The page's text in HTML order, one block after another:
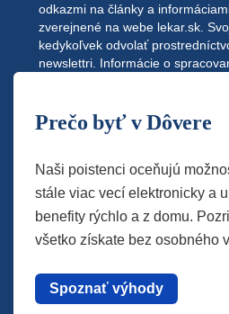
odkazmi na články a
zverejnené na webe lekar.sk .
kedykoľvek odvolať
newslettri. Informácie o
Prečo byť v Dôvere
Naši poistenci oceňujú
stále viac vecí elektronicky a
benefity rýchlo a z domu.
všetko získate bez osobného
Spoznať výhody